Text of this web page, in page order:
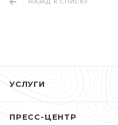
НАЗАД К СПИСКУ
УСЛУГИ
ПРЕСС-ЦЕНТР